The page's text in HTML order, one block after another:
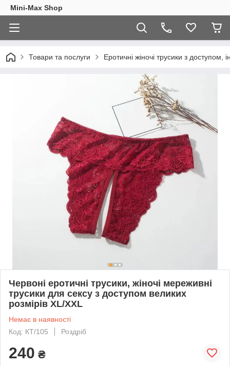
Mini-Max Shop
Товари та послуги Еротичні жіночі трусики з доступом,
Червоні еротичні трусики, жіночі мереживні
трусики для сексу з доступом великих
розмірів XL/XXL
Немає в наявності
Код: КТ/105
Роздріб
240 ₴